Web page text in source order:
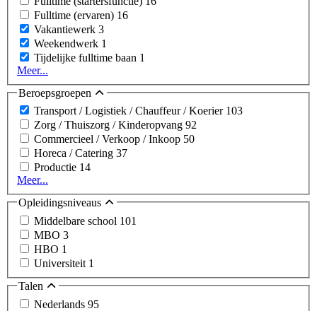
Fulltime (ervaren) 16
Vakantiewerk 3
Weekendwerk 1
Tijdelijke fulltime baan 1
Meer...
Beroepsgroepen
Transport / Logistiek / Chauffeur / Koerier 103
Zorg / Thuiszorg / Kinderopvang 92
Commercieel / Verkoop / Inkoop 50
Horeca / Catering 37
Productie 14
Meer...
Opleidingsniveaus
Middelbare school 101
MBO 3
HBO 1
Universiteit 1
Talen
Nederlands 95